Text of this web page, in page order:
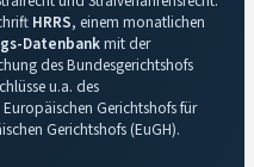
HRRS, einem monatlichen
Datenbankmit der
des Bundesgerichtshofs
u.a. des
Gerichtshofs für
Gerichtshofs (EuGH).